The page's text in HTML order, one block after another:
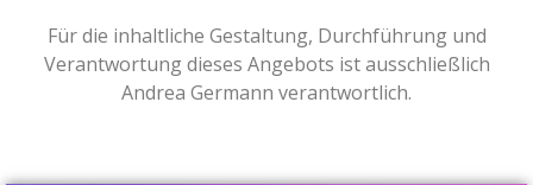
Für die inhaltliche Gestaltung, Durchführung und
Verantwortung dieses Angebots ist ausschließlich
Andrea Germann verantwortlich.